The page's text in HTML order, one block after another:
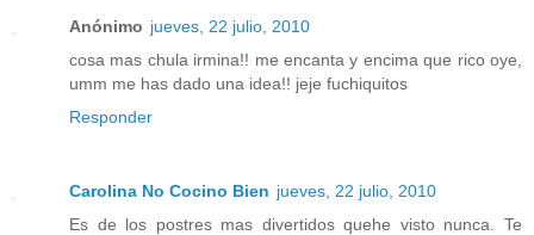
Anónimo jueves, 22 julio, 2010
cosa mas chula irmina!! me encanta y encima que rico oye,
umm me has dado una idea!! jeje fuchiquitos
Responder
Carolina No Cocino Bien jueves, 22 julio, 2010
Es de los postres mas divertidos quehe visto nunca. Te